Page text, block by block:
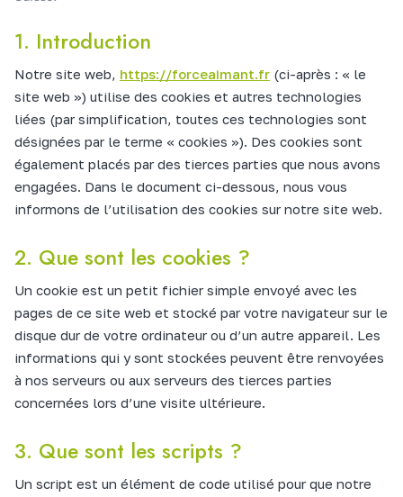
1. Introduction
Notre site web, https://forceaimant.fr (ci-après : « le
site web ») utilise des cookies et autres technologies
liées (par simplification, toutes ces technologies sont
désignées par le terme « cookies »). Des cookies sont
également placés par des tierces parties que nous avons
engagées. Dans le document ci-dessous, nous vous
informons de l’utilisation des cookies sur notre site web.
2. Que sont les cookies ?
Un cookie est un petit fichier simple envoyé avec les
pages de ce site web et stocké par votre navigateur sur le
disque dur de votre ordinateur ou d’un autre appareil. Les
informations qui y sont stockées peuvent être renvoyées
à nos serveurs ou aux serveurs des tierces parties
concernées lors d’une visite ultérieure.
3. Que sont les scripts ?
Un script est un élément de code utilisé pour que notre